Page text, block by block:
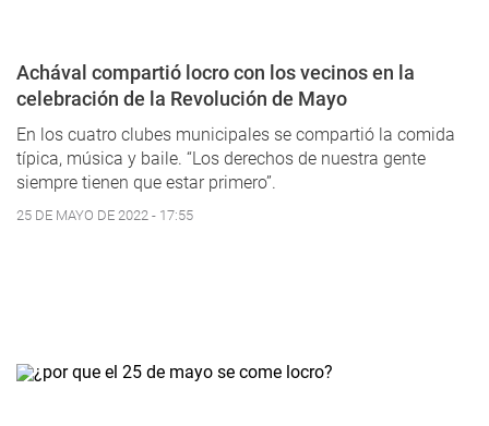
Achával compartió locro con los vecinos en la
celebración de la Revolución de Mayo
En los cuatro clubes municipales se compartió la comida
típica, música y baile. “Los derechos de nuestra gente
siempre tienen que estar primero”.
25 DE MAYO DE 2022 - 17:55